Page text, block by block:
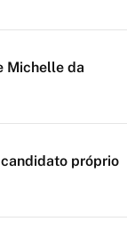
Michelle da
próprio